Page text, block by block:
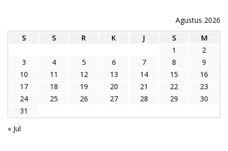
Agustus 2026
S
S R K J S
M
1
2
3
4 5 6 7 8
9
10
11 12 13 14 15
16
17
18 19 20 21 22
23
24
25 26 27 28 29
30
31
« Jul